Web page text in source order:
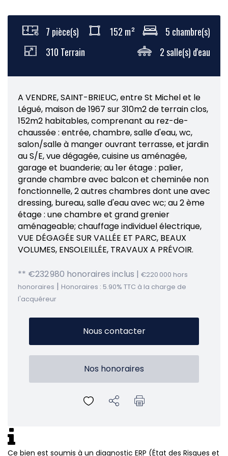
7 pièce(s) 152 m²
5 chambre(s)
310 Terrain
2 salle(s) d'eau
A VENDRE, SAINT-BRIEUC, entre St Michel et le
Légué, maison de 1967 sur 310m2 de terrain clos,
152m2 habitables, comprenant au rez-de-
chaussée : entrée, chambre, salle d'eau, wc,
salon/salle à manger ouvrant terrasse, et jardin
au S/E, vue dégagée, cuisine us aménagée,
garage et buanderie; au 1er étage : palier,
grande chambre avec balcon et cheminée non
fonctionnelle, 2 autres chambres dont une avec
dressing, bureau, salle d'eau avec wc; au 2 ème
étage : une chambre et grand grenier
aménageable; chauffage individuel électrique,
VUE DÉGAGÉE SUR VALLÉE ET PARC, BEAUX
VOLUMES, ENSOLEILLÉE, TRAVAUX A PRÉVOIR.
** €232 980 honoraires inclus | €220 000 hors
honoraires | Honoraires : 5.90% TTC à la charge de
l'acquéreur
Nous contacter
Nos honoraires
Ce bien est soumis à un diagnostic ERP (État des Risques et